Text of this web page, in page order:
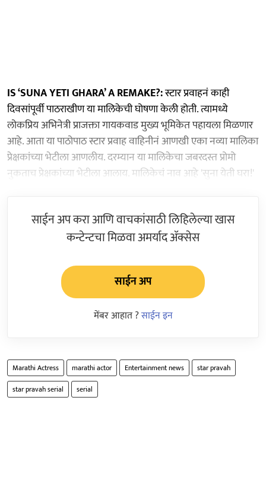
IS ‘SUNA YETI GHARA’ A REMAKE?:स्टार प्रवाहनं काही
दिवसांपूर्वी पाठराखीण या मालिकेची घोषणा केली होती. त्यामध्ये
लोकप्रिय अभिनेत्री प्राजक्ता गायकवाड मुख्य भूमिकेत पहायला मिळणार
आहे. आता या पाठोपाठ स्टार प्रवाह वाहिनीनं आणखी एका नव्या मालिका
प्रेक्षकांच्या भेटीला आणलीय. दरम्यान या मालिकेचा जबरदस्त प्रोमो
नुकताच प्रेक्षकांच्या भेटीला आलाय. मालिकेचं नाव आहे 'सुना येती घरा!'
साईन अप करा आणि वाचकांसाठी लिहिलेल्या खास
कन्टेन्टचा मिळवा अमर्याद ॲक्सेस
साईन अप
मेंबर आहात ?साईन इन
Marathi Actress marathi actor Entertainment news
star pravah
star pravah serial
serial